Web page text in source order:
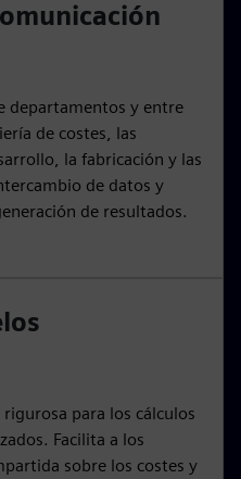
departamentos y entre
de costes, las
la fabricación y las
de datos y
de resultados.
para los cálculos
Facilita a los
sobre los costes y